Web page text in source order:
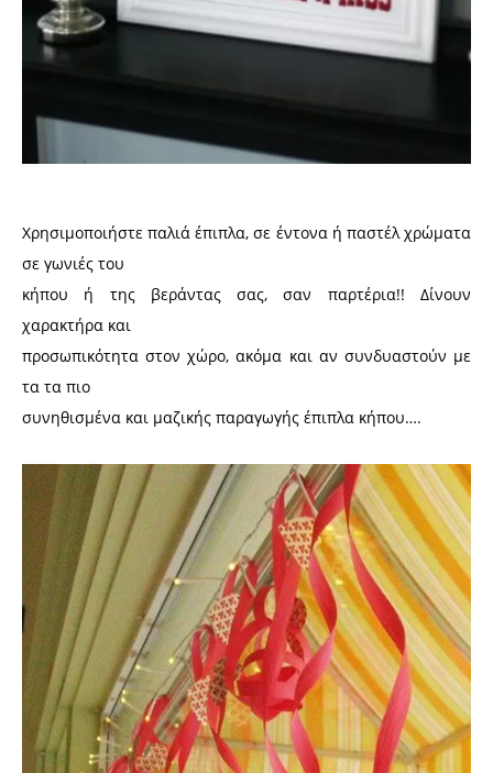
Χρησιμοποιήστε παλιά έπιπλα, σε έντονα ή παστέλ χρώματα
σε γωνιές του
κήπου ή της βεράντας σας, σαν παρτέρια!! Δίνουν
χαρακτήρα και
προσωπικότητα στον χώρο, ακόμα και αν συνδυαστούν με
τα τα πιο
συνηθισμένα και μαζικής παραγωγής έπιπλα κήπου….